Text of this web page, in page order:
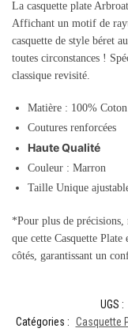
La casquette plate
Affichant un motif de
casquette de style béret
toutes circonstances !
classique revisité.
Matière : 100% Coton
Coutures renforcées
Haute Qualité
Couleur : Marron
Taille Unique
*Pour plus de précisions,
que cette Casquette Plate
côtés, garantissant un
UGS :
Catégories : Casquette